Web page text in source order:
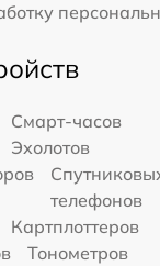
Смарт-часов
Эхолотов
телефонов
Картплоттеров
Тонометров